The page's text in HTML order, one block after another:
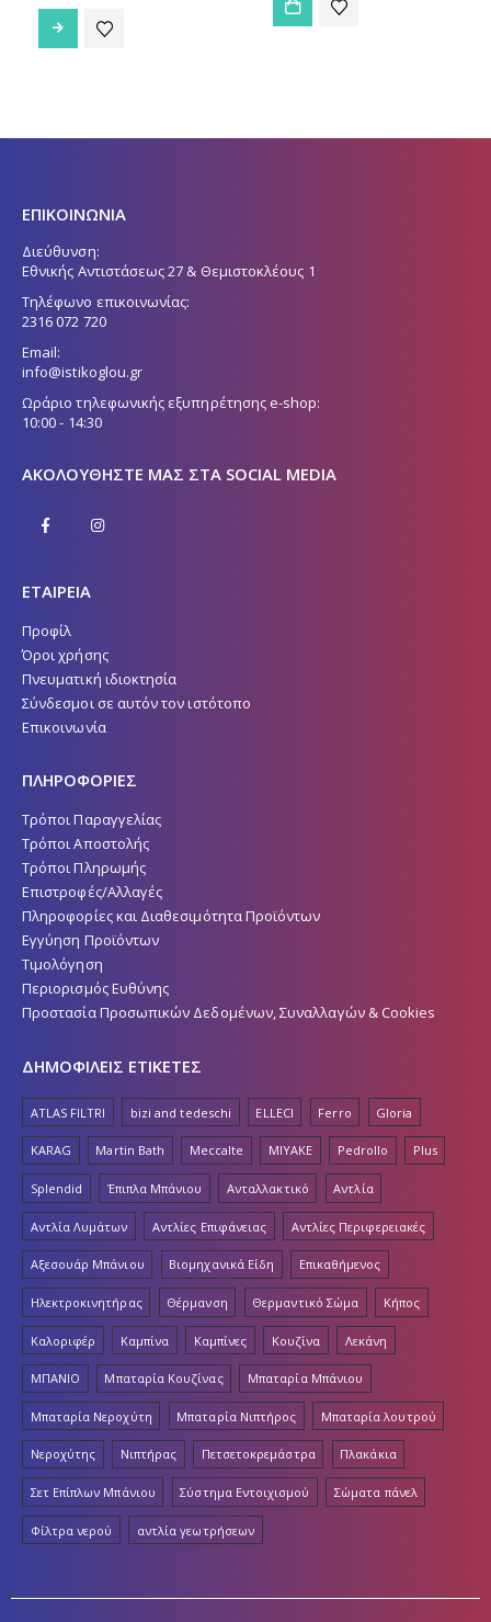
Εθνικής Αντιστάσεως 27 & Θεμιστοκλέους 1
Τηλέφωνο επικοινωνίας:
2316 072 720
Email:
info@istikoglou.gr
Ωράριο τηλεφωνικής εξυπηρέτησης e-shop:
10:00 - 14:30
Όροι χρήσης
Πνευματική ιδιοκτησία
Σύνδεσμοι σε αυτόν τον ιστότοπο
Επικοινωνία
Τρόποι Αποστολής
Τρόποι Πληρωμής
Επιστροφές/Αλλαγές
Πληροφορίες και Διαθεσιμότητα Προϊόντων
Εγγύηση Προϊόντων
Τιμολόγηση
Περιορισμός Ευθύνης
Προστασία Προσωπικών Δεδομένων, Συναλλαγών & Cookies
KARAG Martin Bath Meccalte MIYAKE Pedrollo Plus
Splendid Έπιπλα Μπάνιου Ανταλλακτικό Αντλία
Αντλία Λυμάτων Αντλίες Επιφάνειας Αντλίες Περιφερειακές
Αξεσουάρ Μπάνιου Βιομηχανικά Είδη Επικαθήμενος
Ηλεκτροκινητήρας Θέρμανση Θερμαντικό Σώμα Κήπος
Καλοριφέρ Καμπίνα Καμπίνες Κουζίνα Λεκάνη
ΜΠΑΝΙΟ Μπαταρία Κουζίνας Μπαταρία Μπάνιου
Μπαταρία Νεροχύτη Μπαταρία Νιπτήρος Μπαταρία λουτρού
Νεροχύτης Νιπτήρας Πετσετοκρεμάστρα Πλακάκια
Σετ Επίπλων Μπάνιου Σύστημα Εντοιχισμού Σώματα πάνελ
Φίλτρα νερού αντλία γεωτρήσεων